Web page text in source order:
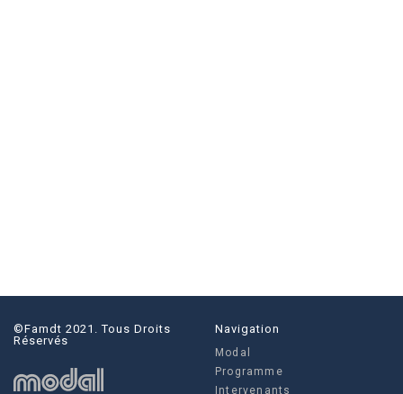
©famdt 2021. Tous Droits
Réservés
Navigation
Modal
Programme
Intervenants